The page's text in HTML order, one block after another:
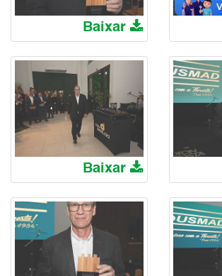
Baixar
Baixar